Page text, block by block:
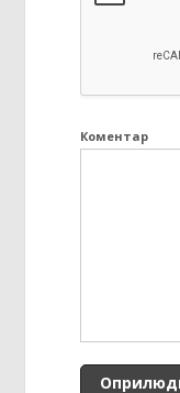
Коментар